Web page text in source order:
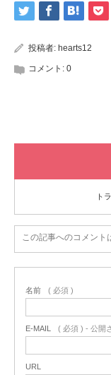
投稿者: hearts12
コメント: 0
ト
この記事へのコメント
名前 ( 必須 )
E-MAIL ( 必須 ) - 公開
URL